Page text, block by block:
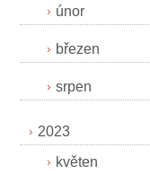
únor
březen
srpen
2023
květen